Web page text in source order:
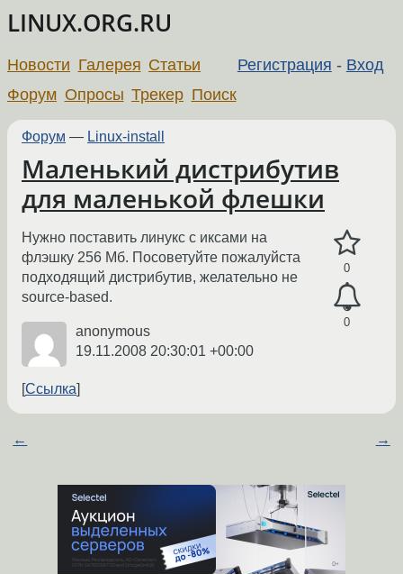
LINUX.ORG.RU
Регистрация - Вход
Новости Галерея Статьи
Форум Опросы Трекер Поиск
Форум — Linux-install
Маленький дистрибутив
для маленькой флешки
0
0
Нужно поставить линукс с иксами на
флэшку 256 Мб. Посоветуйте пожалуйста
подходящий дистрибутив, желательно не
source-based.
anonymous
19.11.2008 20:30:01 +00:00
Ссылка
← →